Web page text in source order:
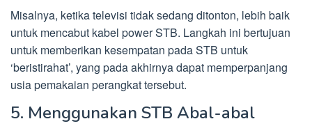
Misalnya, ketika televisi tidak sedang ditonton, lebih baik
untuk mencabut kabel power STB. Langkah ini bertujuan
untuk memberikan kesempatan pada STB untuk
‘beristirahat’, yang pada akhirnya dapat memperpanjang
usia pemakaian perangkat tersebut.
5. Menggunakan STB Abal-abal